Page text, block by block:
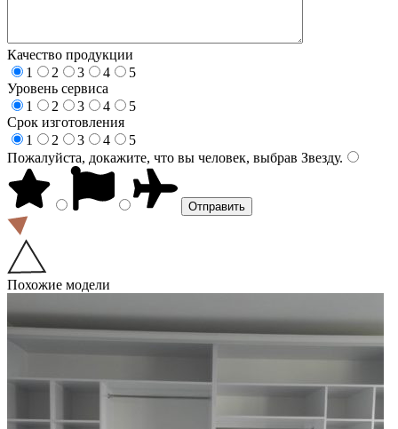
Качество продукции
1
2 3 4
5
Уровень сервиса
1
2 3 4
5
Срок изготовления
1
2 3 4
5
Пожалуйста, докажите, что вы человек, выбрав Звезду.
Похожие модели